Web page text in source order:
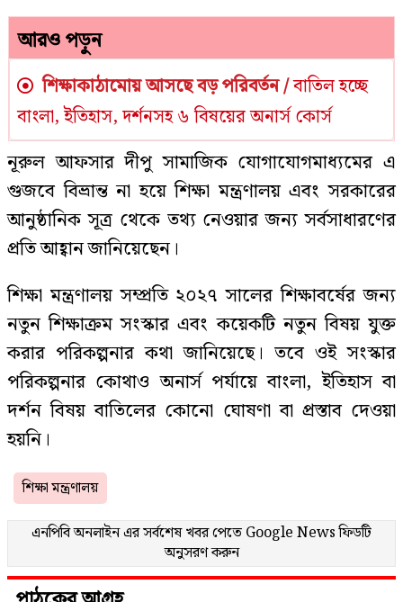
আরও পড়ুন
শিক্ষাকাঠামোয় আসছে বড় পরিবর্তন /বাতিল হচ্ছে
বাংলা, ইতিহাস, দর্শনসহ ৬ বিষয়ের অনার্স কোর্স
নূরুল আফসার দীপু সামাজিক যোগাযোগমাধ্যমের এ
গুজবে বিভ্রান্ত না হয়ে শিক্ষা মন্ত্রণালয় এবং সরকারের
আনুষ্ঠানিক সূত্র থেকে তথ্য নেওয়ার জন্য সর্বসাধারণের
প্রতি আহ্বান জানিয়েছেন।
শিক্ষা মন্ত্রণালয় সম্প্রতি ২০২৭ সালের শিক্ষাবর্ষের জন্য
নতুন শিক্ষাক্রম সংস্কার এবং কয়েকটি নতুন বিষয় যুক্ত
করার পরিকল্পনার কথা জানিয়েছে। তবে ওই সংস্কার
পরিকল্পনার কোথাও অনার্স পর্যায়ে বাংলা, ইতিহাস বা
দর্শন বিষয় বাতিলের কোনো ঘোষণা বা প্রস্তাব দেওয়া
হয়নি।
শিক্ষা মন্ত্রণালয়
এনপিবি অনলাইন এর সর্বশেষ খবর পেতে Google Newsফিডটি
অনুসরণ করুন